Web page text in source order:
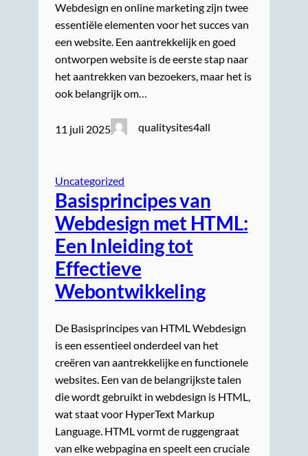
Webdesign en online marketing zijn twee
essentiële elementen voor het succes van
een website. Een aantrekkelijk en goed
ontworpen website is de eerste stap naar
het aantrekken van bezoekers, maar het is
ook belangrijk om…
11 juli 2025 qualitysites4all
Uncategorized
Basisprincipes van
Webdesign met HTML:
Een Inleiding tot
Effectieve
Webontwikkeling
De Basisprincipes van HTML Webdesign
is een essentieel onderdeel van het
creëren van aantrekkelijke en functionele
websites. Een van de belangrijkste talen
die wordt gebruikt in webdesign is HTML,
wat staat voor HyperText Markup
Language. HTML vormt de ruggengraat
van elke webpagina en speelt een cruciale